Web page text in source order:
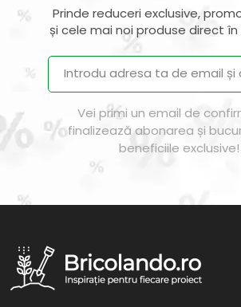
Prinde reduceri exclusive,
și cele mai noi produse direct în
Vei primi un email de
finalizează abonarea și
beneficiile exclusive!